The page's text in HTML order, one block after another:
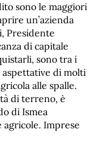
sono le maggiori
un’azienda
Presidente
di capitale
sono tra i
di molti
alle spalle.
di terreno, è
di Ismea
Imprese